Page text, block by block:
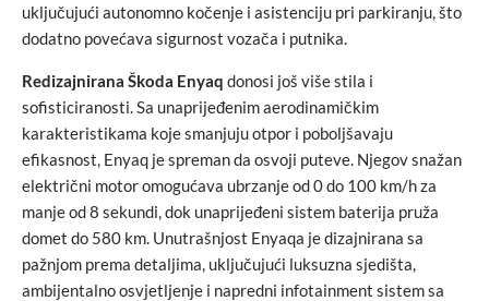
uključujući autonomno kočenje i asistenciju pri parkiranju, što
dodatno povećava sigurnost vozača i putnika.
Redizajnirana Škoda Enyaq donosi još više stila i
sofisticiranosti. Sa unaprijeđenim aerodinamičkim
karakteristikama koje smanjuju otpor i poboljšavaju
efikasnost, Enyaq je spreman da osvoji puteve. Njegov snažan
električni motor omogućava ubrzanje od 0 do 100 km/h za
manje od 8 sekundi, dok unaprijeđeni sistem baterija pruža
domet do 580 km. Unutrašnjost Enyaqa je dizajnirana sa
pažnjom prema detaljima, uključujući luksuzna sjedišta,
ambijentalno osvjetljenje i napredni infotainment sistem sa